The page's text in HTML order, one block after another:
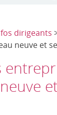
dirigeants
neuve et